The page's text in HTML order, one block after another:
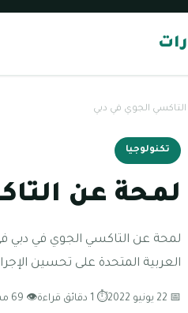
الجوي في دبي
تكنولوجيا
لمحة عن
لمحة عن التاكسي الجوي في دبي
العربية المتحدة على تحسين
📅 22 يونيو 2022 ⏱ 1 دقائق قراءة 👁 69 مشاهدة